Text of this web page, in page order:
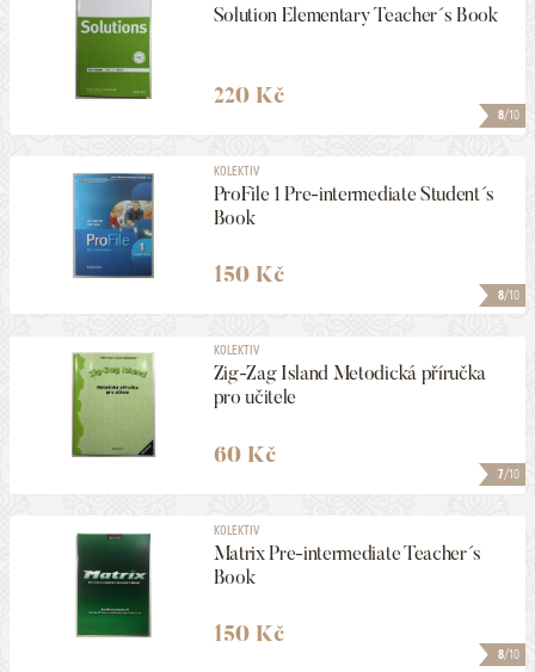
8/10
Solution Elementary Teacher´s Book
220 Kč
8/10
KOLEKTIV
ProFile 1 Pre-intermediate Student´s
Book
150 Kč
7/10
KOLEKTIV
Zig-Zag Island Metodická příručka
pro učitele
60 Kč
8/10
KOLEKTIV
Matrix Pre-intermediate Teacher´s
Book
150 Kč